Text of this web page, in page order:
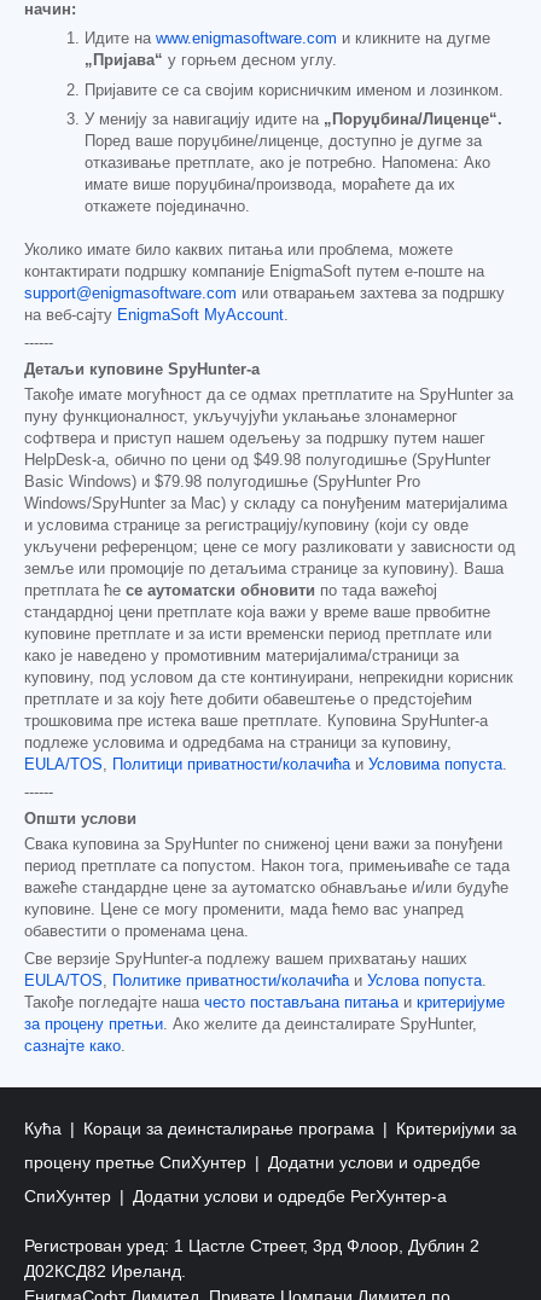
начин:
Идите на www.enigmasoftware.com и кликните на дугме
„Пријава“ у горњем десном углу.
Пријавите се са својим корисничким именом и лозинком.
У менију за навигацију идите на „Поруџбина/Лиценце“.
Поред ваше поруџбине/лиценце, доступно је дугме за
отказивање претплате, ако је потребно. Напомена: Ако
имате више поруџбина/производа, мораћете да их
откажете појединачно.
Уколико имате било каквих питања или проблема, можете
контактирати подршку компаније EnigmaSoft путем е-поште на
support@enigmasoftware.com или отварањем захтева за подршку
на веб-сајту EnigmaSoft MyAccount.
------
Детаљи куповине SpyHunter-а
Такође имате могућност да се одмах претплатите на SpyHunter за
пуну функционалност, укључујући уклањање злонамерног
софтвера и приступ нашем одељењу за подршку путем нашег
HelpDesk-а, обично по цени од $49.98 полугодишње (SpyHunter
Basic Windows) и $79.98 полугодишње (SpyHunter Pro
Windows/SpyHunter за Mac) у складу са понуђеним материјалима
и условима странице за регистрацију/куповину (који су овде
укључени референцом; цене се могу разликовати у зависности од
земље или промоције по детаљима странице за куповину). Ваша
претплата ће се аутоматски обновити по тада важећој
стандардној цени претплате која важи у време ваше првобитне
куповине претплате и за исти временски период претплате или
како је наведено у промотивним материјалима/страници за
куповину, под условом да сте континуирани, непрекидни корисник
претплате и за коју ћете добити обавештење о предстојећим
трошковима пре истека ваше претплате. Куповина SpyHunter-а
подлеже условима и одредбама на страници за куповину,
EULA/TOS, Политици приватности/колачићаи Условима попуста.
------
Општи услови
Свака куповина за SpyHunter по сниженој цени важи за понуђени
период претплате са попустом. Након тога, примењиваће се тада
важеће стандардне цене за аутоматско обнављање и/или будуће
куповине. Цене се могу променити, мада ћемо вас унапред
обавестити о променама цена.
Све верзије SpyHunter-а подлежу вашем прихватању наших
EULA/TOS, Политике приватности/колачићаи Услова попуста.
Такође погледајте наша често постављана питањаи критеријуме
за процену претњи. Ако желите да деинсталирате SpyHunter,
сазнајте како.
Кућа Кораци за деинсталирање програма
Критеријуми за
процену претње СпиХунтер
Додатни услови и одредбе
СпиХунтер
Додатни услови и одредбе РегХунтер-а
Регистрован уред: 1 Цастле Стреет, 3рд Флоор, Дублин 2
Д02КСД82 Иреланд.
ЕнигмаСофт Лимитед, Привате Цомпани Лимитед по